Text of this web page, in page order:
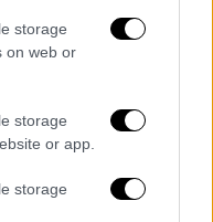
storage
on web or
storage
or app.
storage
στελέχη
που τους
το φίδι
του περιβάλλον.